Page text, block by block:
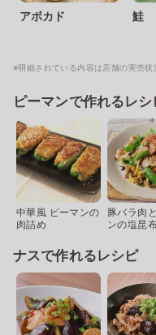
アボカド 鮭
※明細されている内容は店舗の実売状
ピーマンで作れるレシ
中華風 ピーマンの
肉詰め
豚バラ肉
ンの塩昆
ナスで作れるレシピ